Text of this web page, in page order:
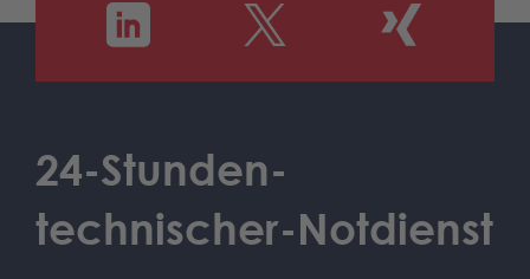
24-Stunden-
technischer-Notdienst